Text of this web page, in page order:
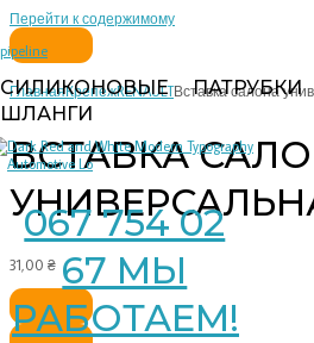
Перейти к содержимому
pipeline
СИЛИКОНОВЫЕ
ШЛАНГИ
067 754 02
67 МЫ
РАБОТАЕМ!
ГлавнаяКрепежRENAULTВставка салона
ВСТАВКА
31,00 ₴